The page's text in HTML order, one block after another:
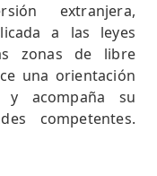
extranjera,
a las leyes
zonas de libre
una orientación
y acompaña su
competentes.